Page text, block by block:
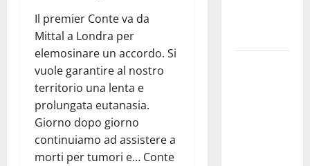
Il premier Conte va da
Mittal a Londra per
elemosinare un accordo. Si
vuole garantire al nostro
territorio una lenta e
prolungata eutanasia.
Giorno dopo giorno
continuiamo ad assistere a
morti per tumori e… Conte